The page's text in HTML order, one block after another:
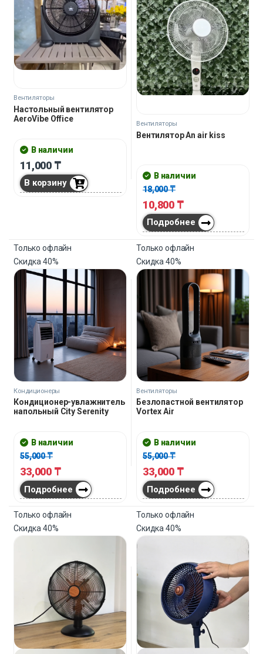
Вентиляторы
Настольный вентилятор
AeroVibe Office
В наличии
11,000 ₸
В корзину
Вентиляторы
Вентилятор An air kiss
В наличии
18,000₸
10,800 ₸
Подробнее
Только офлайн
Скидка40%
Кондиционеры
Кондиционер-увлажнитель
напольный City Serenity
В наличии
55,000₸
33,000 ₸
Подробнее
Только офлайн
Скидка40%
Вентиляторы
Безлопастной вентилятор
Vortex Air
В наличии
55,000₸
33,000 ₸
Подробнее
Только офлайн
Скидка40%
Только офлайн
Скидка40%